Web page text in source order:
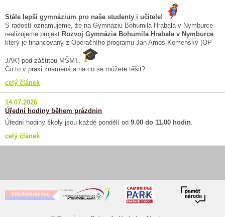
Stále lepší gymnázium pro naše studenty i učitele!
S radostí oznamujeme, že na Gymnáziu Bohumila Hrabala v Nymburce
realizujeme projekt Rozvoj Gymnázia Bohumila Hrabala v Nymburce
který je financovaný z Operačního programu Jan Amos Komenský (OP
JAK) pod záštitou MŠMT.
Co to v praxi znamená a na co se můžete těšit?
celý článek
14.07.2026
Úřední hodiny během prázdnin
Úřední hodiny školy jsou každé pondělí od 9.00 do 11.00 hodin
celý článek